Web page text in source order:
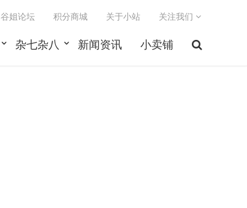
杂七杂八 新闻资讯 小卖铺
谷姐论坛 积分商城 关于小站 关注我们